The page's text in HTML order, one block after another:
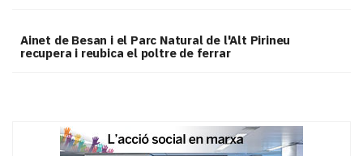
Ainet de Besan i el Parc Natural de l'Alt Pirineu
recupera i reubica el poltre de ferrar